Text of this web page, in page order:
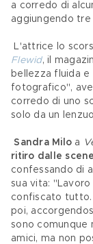
a corredo di
aggiungendo tre
L'attrice lo
Flewid, il
bellezza fluida e
fotografico",
corredo di uno
solo da un
Sandra Milo a
ritiro dalle scene
confessando di
sua vita: "Lavoro
confiscato tutto.
poi,
sono comunque
amici, ma non